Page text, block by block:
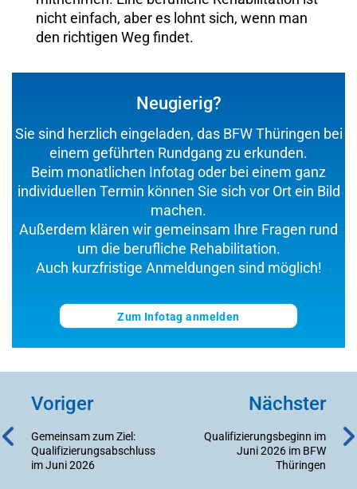
nicht einfach, aber es lohnt sich, wenn man
den richtigen Weg findet.
Neugierig?
Sie sind herzlich eingeladen, das BFW Thüringen bei
einem geführten Rundgang zu erkunden.
Beim monatlichen Infotag oder bei einem ganz
individuellen Termin können Sie sich vor Ort ein Bild
machen.
Außerdem klären wir gemeinsam Ihre Fragen rund
um die berufliche Rehabilitation.
Auch kurzfristige Anmeldungen sind möglich!
Zum Infotag anmelden
Voriger
Gemeinsam zum Ziel:
Qualifizierungsabschluss
im Juni 2026
Nächster
Qualifizierungsbeginn im
Juni 2026 im BFW
Thüringen